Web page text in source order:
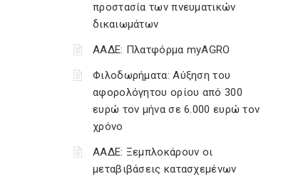
προστασία των πνευματικών
δικαιωμάτων
ΑΑΔΕ: Πλατφόρμα myAGRO
Φιλοδωρήματα: Αύξηση του
αφορολόγητου ορίου από 300
ευρώ τον μήνα σε 6.000 ευρώ τον
χρόνο
ΑΑΔΕ: Ξεμπλοκάρουν οι
μεταβιβάσεις κατασχεμένων